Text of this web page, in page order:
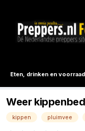
Eten, drinken en voorraad
Weer
kippen pluimvee